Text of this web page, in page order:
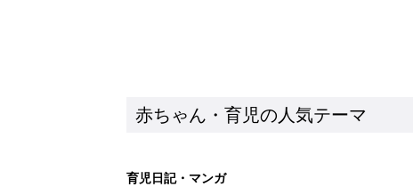
赤ちゃん・育児の人気テーマ
育児日記・マンガ